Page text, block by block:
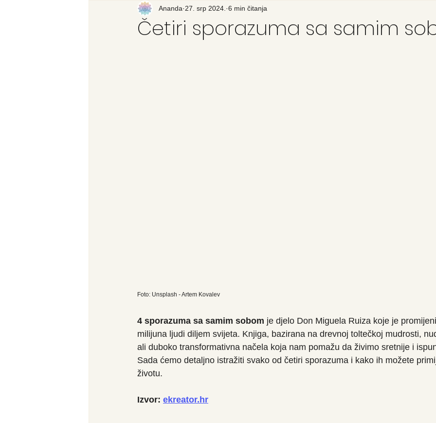
Recenzija knjige Svijet
Četiri sporazuma sa samim
Ananda 27. srp 2024. 6 min čitanja
Foto: Unsplash - Artem Kovalev
4 sporazuma sa samim sobom je djelo Don Miguela Ruiza koje je
milijuna ljudi diljem svijeta. Knjiga, bazirana na drevnoj toltečkoj mudrosti,
ali duboko transformativna načela koja nam pomažu da živimo sretnije i
Sada ćemo detaljno istražiti svako od četiri sporazuma i kako ih možete
životu.
Izvor: ekreator.hr